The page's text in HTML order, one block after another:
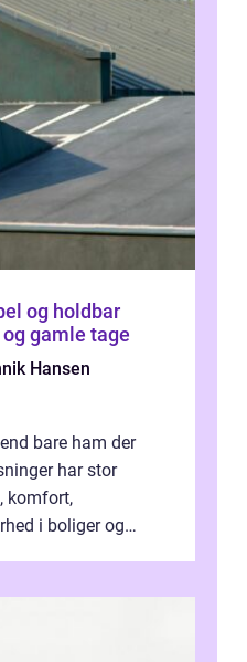
og holdbar
gamle tage
Hansen
bare ham der
har stor
komfort,
i boliger og